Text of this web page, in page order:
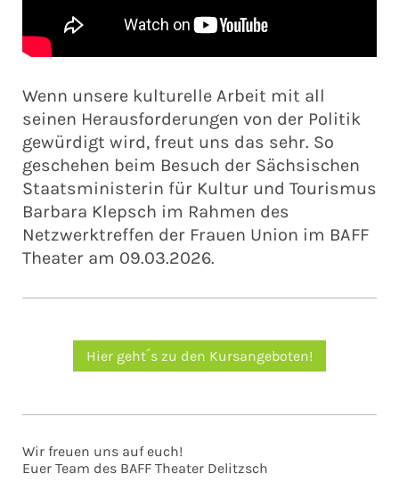
Wenn unsere kulturelle Arbeit mit all
seinen Herausforderungen von der Politik
gewürdigt wird, freut uns das sehr. So
geschehen beim Besuch der Sächsischen
Staatsministerin für Kultur und Tourismus
Barbara Klepsch im Rahmen des
Netzwerktreffen der Frauen Union im BAFF
Theater am 09.03.2026.
Hier geht´s zu den Kursangeboten!
Wir freuen uns auf euch!
Euer Team des BAFF Theater Delitzsch